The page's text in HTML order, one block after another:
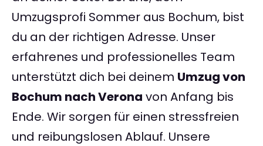
Umzugsprofi Sommer aus Bochum, bist
du an der richtigen Adresse. Unser
erfahrenes und professionelles Team
unterstützt dich bei deinem Umzug von
Bochum nach Verona von Anfang bis
Ende. Wir sorgen für einen stressfreien
und reibungslosen Ablauf. Unsere